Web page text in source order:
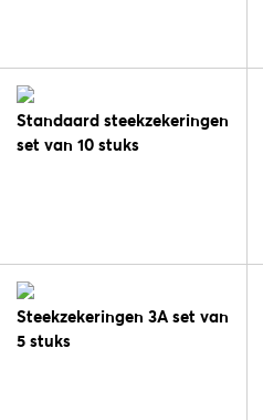
Standaard steekzekeringen
set van 10 stuks
Steekzekeringen 3A set van
5 stuks